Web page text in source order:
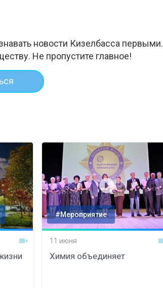
новости Кизелбасса первыми.
Не пропустите главное!
#Мероприятие
11 июня
Химия объединяет